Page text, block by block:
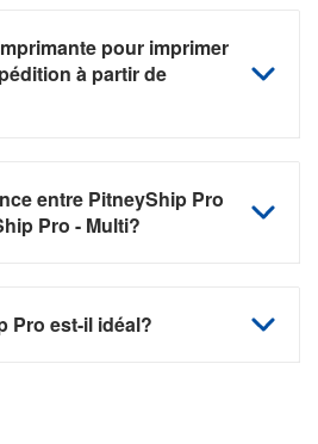
pour imprimer
à partir de
entre PitneyShip Pro
Pro - Multi?
Pro est-il idéal?